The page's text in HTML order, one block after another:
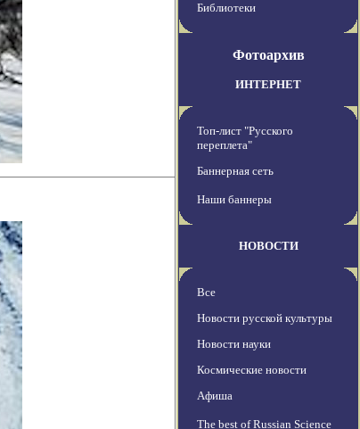
Библиотеки
Фотоархив
ИНТЕРНЕТ
Топ-лист "Русского
переплета"
Баннерная сеть
Наши баннеры
НОВОСТИ
Все
Новости русской культуры
Новости науки
Космические новости
Афиша
The best of Russian Science